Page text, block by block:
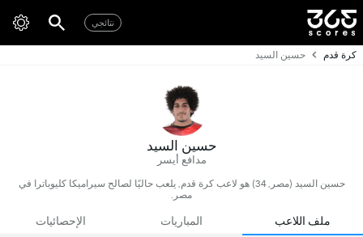
نتائجي
كرة قدم حسين السيد
حسين السيد
مدافع أيسر
حسين السيد (مصر, 34) هو لاعب كرة قدم, يلعب حاليًا لصالح سيراميكا كليوباترا في
مصر.
ملف اللاعب المباريات الإحصائيات